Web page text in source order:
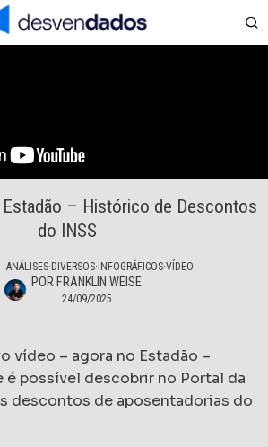
– Histórico de Descontos
do INSS
ANÁLISES· DIVERSOS· INFOGRÁFICOS·VÍDEO
POR FRANKLIN WEISE
24/09/2025
vídeo – agora no Estadão –
é possível descobrir no Portal da
descontos de aposentadorias do